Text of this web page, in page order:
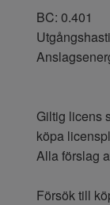
BC: 0.401
Giltig licens
köpa
Alla förslag
Försök till